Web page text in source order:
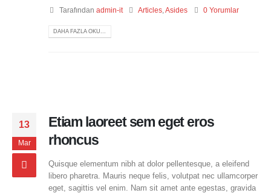
Tarafından admin-it Articles ,Asides 0 Yorumlar
DAHA FAZLA OKU...
13
Mar
Etiam laoreet sem eget eros
rhoncus
Quisque elementum nibh at dolor pellentesque, a eleifend
libero pharetra. Mauris neque felis, volutpat nec ullamcorper
eget, sagittis vel enim. Nam sit amet ante egestas, gravida